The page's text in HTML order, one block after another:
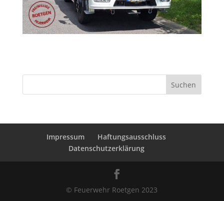
Suchen
Impressum
Haftungsausschluss
Datenschutzerklärung
© Feuerwehr Roetgen 2023